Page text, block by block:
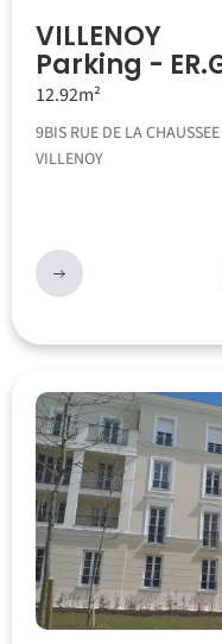
VILLENOY
Parking -
12.92m²
9BIS RUE DE LA
VILLENOY